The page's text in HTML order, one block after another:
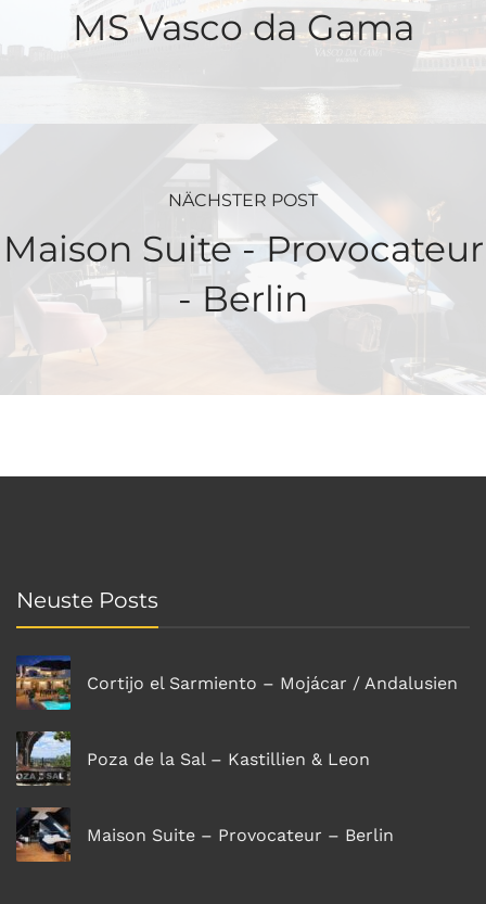
MS Vasco da Gama
NÄCHSTER POST
Maison Suite - Provocateur
- Berlin
Neuste Posts
Cortijo el Sarmiento – Mojácar / Andalusien
Poza de la Sal – Kastillien & Leon
Maison Suite – Provocateur – Berlin